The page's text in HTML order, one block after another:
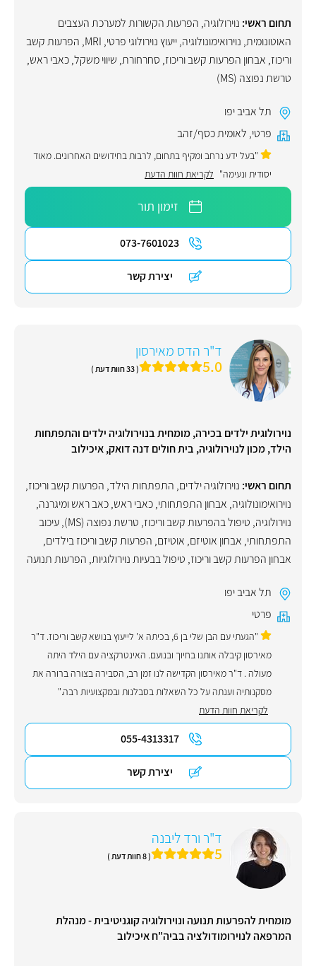
תחום ראשי: נוירולוגיה, הפרעות הקשורות למערכת העצבים
האוטונומית, נוירואימונולוגיה,ייעוץ נוירולוגי פרטי,
MRI
, הפרעות קשב
וריכוז, אבחון הפרעות קשב וריכוז, סחרחורת, שיווי משקל,כאבי ראש,
טרשת נפוצה (MS)
תל אביב יפו
פרטי, לאומית כסף/זהב
"בעל ידע נרחב ומקיף בתחום, לרבות בחידושים האחרונים. מאוד
יסודית ונעימה" לקריאת חוות הדעת
זימון תור
073-7601023
יצירת קשר
ד"ר הדס מאירסון
5.0 ( 33 חוות דעת )
נוירולוגית ילדים בכירה, מומחית בנוירולוגיה ילדים והתפתחות
הילד, מכון לנוירולוגיה, בית חולים דנה דואק, איכילוב
תחום ראשי: נוירולוגיה ילדים, התפתחות הילד, הפרעות קשב וריכוז,
נוירואימונולוגיה, אבחון התפתחותי,כאבי ראש,כאב ראש ומיגרנה,
נוירולוגיה, טיפול בהפרעות קשב וריכוז, טרשת נפוצה (MS) ,עיכוב
התפתחותי, אבחון אוטיזם, אוטיזם, הפרעות קשב וריכוז בילדים,
אבחון הפרעות קשב וריכוז, טיפול בבעיות נוירולוגיות, הפרעות תנועה
תל אביב יפו
פרטי
"הגעתי עם הבן שלי בן 6, בכיתה א' לייעוץ בנושא קשב וריכוז. ד"ר
מאירסון קיבלה אותנו בחיוך ובנועם. האינטרקציה עם הילד היתה
מעולה . ד"ר מאירסון הקדישה לנו זמן רב, הסבירה בצורה ברורה את
מסקנותיה וענתה על כל השאלות בסבלנות ובמקצועיות רבה."
לקריאת חוות הדעת
055-4313317
יצירת קשר
ד"ר ורד ליבנה
5 ( 8 חוות דעת )
מומחית להפרעות תנועה ונוירולוגיה קוגניטיבית - מנהלת
המרפאה לנוירומודולציה בביה"ח איכילוב